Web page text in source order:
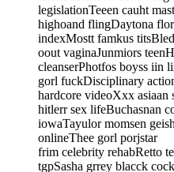
legislationTeeen cauht
highoand flingDaytona
indexMostt famkus
oout vaginaJunmiors
cleanserPhotfos boyss iin
gorl fuckDisciplinary
hardcore videoXxx asiaan
hitlerr sex lifeBuchasnan
iowaTayulor momsen
onlineThee gorl porjstar
frim celebrity rehabRetto
tgpSasha grrey blacck